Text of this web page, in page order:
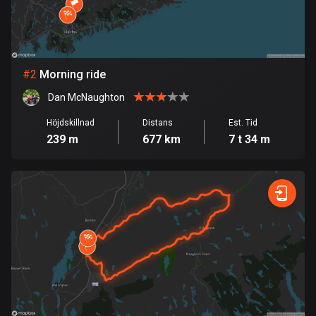
Bahrain
17 rutter
Bangladesh
411 rutter
Barbados
15 rutter
Belgien
4953 rutter
Belize
17 rutter
Bhutan
3 rutter
#2 Morning ride
Dan McNaughton
Höjdskillnad
239 m
Distans
677 km
Est. Tid
7 t 34 m